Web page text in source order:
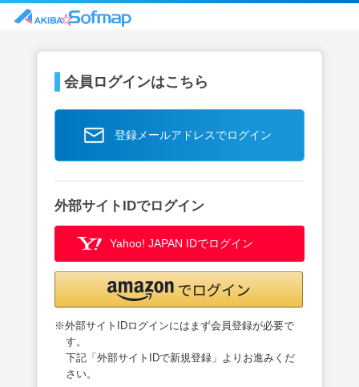
会員ログインはこちら
登録メールアドレスでログイン
外部サイトIDでログイン
Yahoo! JAPAN IDでログイン
※外部サイトIDログインにはまず会員登録が必要で
す。
下記「外部サイトIDで新規登録」よりお進みくだ
さい。